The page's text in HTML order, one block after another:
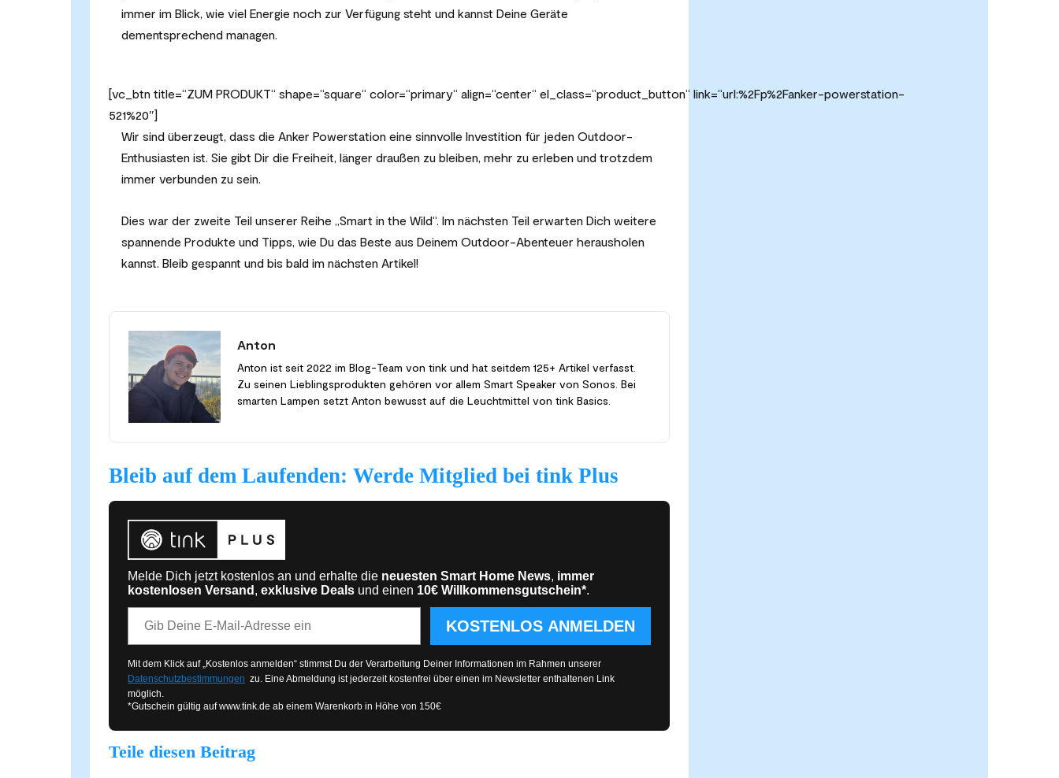
immer im Blick, wie viel Energie noch zur Verfügung steht und kannst Deine Geräte
dementsprechend managen.
[vc_btn title=“ZUM PRODUKT“ shape=“square“ color=“primary“ align=“center“ el_class=“product_button“ link=“url:%2Fp%2Fanker-powerstation-
521%20″]
Wir sind überzeugt, dass die Anker Powerstation eine sinnvolle Investition für jeden Outdoor-
Enthusiasten ist. Sie gibt Dir die Freiheit, länger draußen zu bleiben, mehr zu erleben und trotzdem
immer verbunden zu sein.
Dies war der zweite Teil unserer Reihe „Smart in the Wild“. Im nächsten Teil erwarten Dich weitere
spannende Produkte und Tipps, wie Du das Beste aus Deinem Outdoor-Abenteuer herausholen
kannst. Bleib gespannt und bis bald im nächsten Artikel!
Anton
Anton ist seit 2022 im Blog-Team von tink und hat seitdem 125+ Artikel verfasst.
Zu seinen Lieblingsprodukten gehören vor allem Smart Speaker von Sonos. Bei
smarten Lampen setzt Anton bewusst auf die Leuchtmittel von tink Basics.
Bleib auf dem Laufenden: Werde Mitglied bei tink Plus
Melde Dich jetzt kostenlos an und erhalte die neuesten Smart Home News, immer
kostenlosen Versand , exklusive Deals und einen 10€ Willkommensgutschein*.
KOSTENLOS ANMELDEN
Mit dem Klick auf „Kostenlos anmelden“ stimmst Du der Verarbeitung Deiner Informationen im Rahmen unserer
Datenschutzbestimmungen zu. Eine Abmeldung ist jederzeit kostenfrei über einen im Newsletter enthaltenen Link
möglich.
*Gutschein gültig aufwww.tink.de ab einem Warenkorb in Höhe von 150€
Teile diesen Beitrag